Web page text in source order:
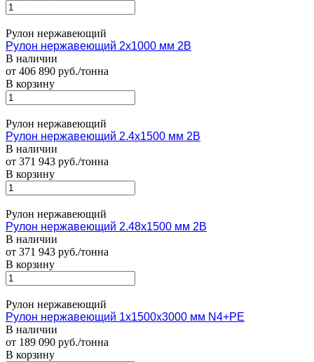
Рулон нержавеющий
Рулон нержавеющий 2х1000 мм 2В
В наличии
от 406 890 руб./тонна
В корзину
Рулон нержавеющий
Рулон нержавеющий 2.4х1500 мм 2В
В наличии
от 371 943 руб./тонна
В корзину
Рулон нержавеющий
Рулон нержавеющий 2.48х1500 мм 2В
В наличии
от 371 943 руб./тонна
В корзину
Рулон нержавеющий
Рулон нержавеющий 1х1500х3000 мм N4+PE
В наличии
от 189 090 руб./тонна
В корзину